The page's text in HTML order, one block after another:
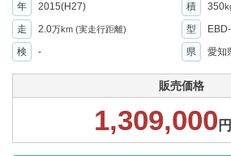
年
2015(H27) 積 350
走 2.0万km (実走行距離) 型
検
- 県 愛知
販売価格
1,309,000